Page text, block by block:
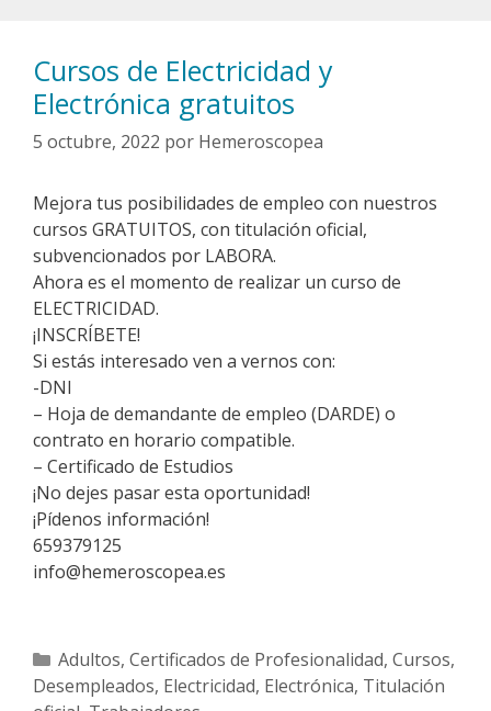
Cursos de Electricidad y
Electrónica gratuitos
5 octubre, 2022 por Hemeroscopea
Mejora tus posibilidades de empleo con nuestros
cursos GRATUITOS, con titulación oficial,
subvencionados por LABORA.
Ahora es el momento de realizar un curso de
ELECTRICIDAD.
¡INSCRÍBETE!
Si estás interesado ven a vernos con:
-DNI
– Hoja de demandante de empleo (DARDE) o
contrato en horario compatible.
– Certificado de Estudios
¡No dejes pasar esta oportunidad!
¡Pídenos información!
659379125
info@hemeroscopea.es
Categorías
Adultos, Certificados de Profesionalidad, Cursos,
Desempleados, Electricidad, Electrónica, Titulación